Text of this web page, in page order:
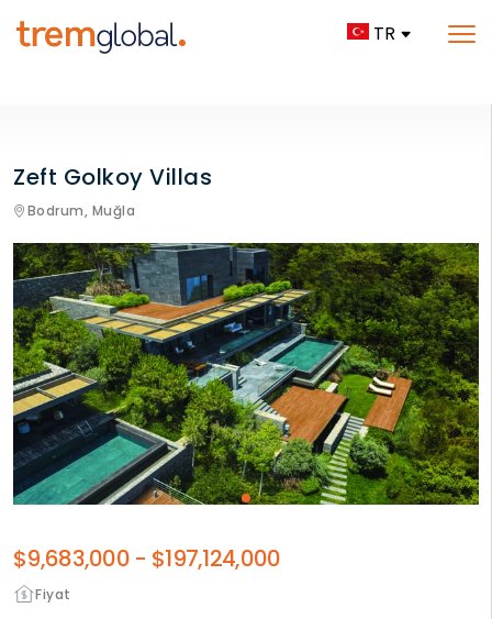
TR
Zeft Golkoy Villas
Bodrum, Muğla
Fiyat
$9,683,000 - $197,124,000